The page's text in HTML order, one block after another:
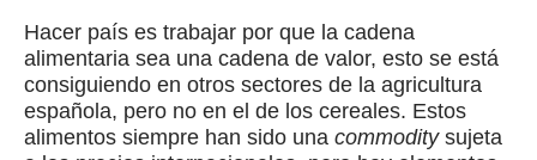
Hacer país es trabajar por que la cadena
alimentaria sea una cadena de valor, esto se está
consiguiendo en otros sectores de la agricultura
española, pero no en el de los cereales. Estos
alimentos siempre han sido una commoditysujeta